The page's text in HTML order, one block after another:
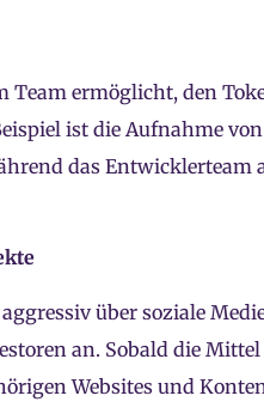
Team ermöglicht, den
ist die Aufnahme von
das Entwicklerteam
über soziale
an. Sobald die
Websites und